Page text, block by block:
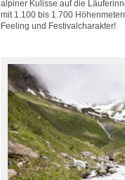
alpiner Kulisse auf die
mit 1.100 bis 1.700
Feeling und Festivalcharakter!